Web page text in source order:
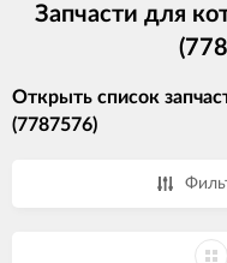
Запчасти для
Открыть список
(7787576)